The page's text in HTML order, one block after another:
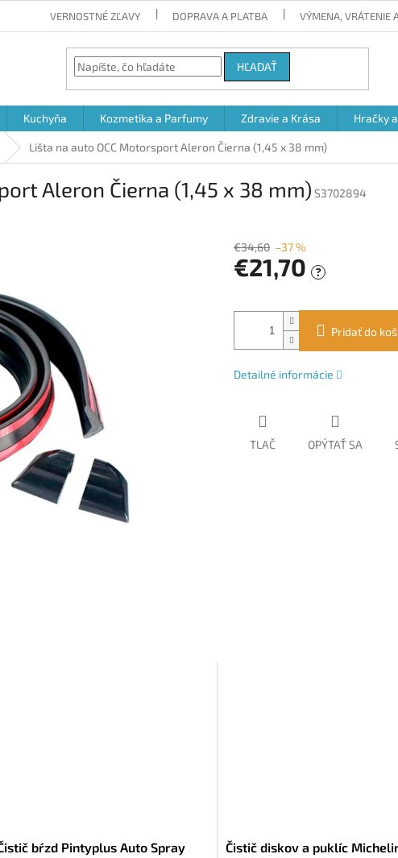
VERNOSTNÉ ZĽAVY DOPRAVA A PLATBA VÝMENA, VRÁTENIE
HĽADAŤ
Kuchyňa Kozmetika a Parfumy Zdravie a Krása Hračky
Lišta na auto OCC Motorsport Aleron Čierna (1,45 x 38 mm)
Aleron Čierna (1,45 x 38 mm) S3702894
€34,60 –37 %
€21,70 ?
cena:
Pridať do
Detailné informácie
TLAČ OPÝTAŤ SA
bŕzd Pintyplus Auto Spray
Čistič diskov a puklíc